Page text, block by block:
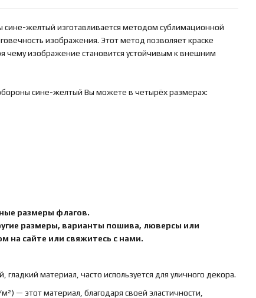
желтый изготавливается методом сублимационной
изображения. Этот метод позволяет краске
чему изображение становится устойчивым к внешним
сине-желтый Вы можете в четырёх размерах:
размеры флагов.
размеры, варианты пошива, люверсы или
на сайте или свяжитесь с нами.
материал, часто используется для уличного декора.
— этот материал, благодаря своей эластичности,